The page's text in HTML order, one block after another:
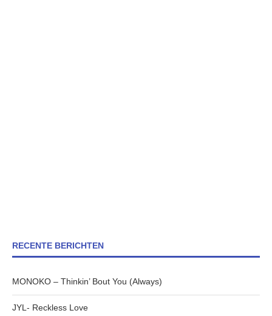
RECENTE BERICHTEN
MONOKO – Thinkin’ Bout You (Always)
JYL- Reckless Love